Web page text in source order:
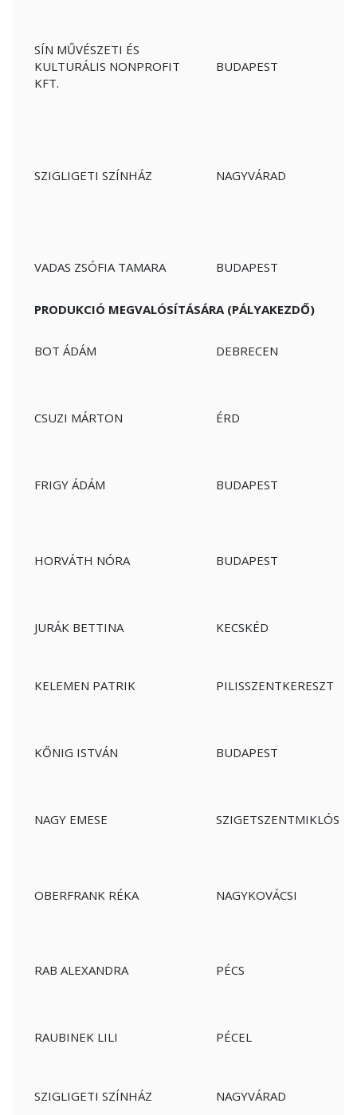
SÍN MŰVÉSZETI ÉS
KULTURÁLIS NONPROFIT
KFT.
BUDAPEST
SZIGLIGETI SZÍNHÁZ NAGYVÁRAD
VADAS ZSÓFIA TAMARA BUDAPEST
PRODUKCIÓ MEGVALÓSÍTÁSÁRA (PÁLYAKEZDŐ)
BOT ÁDÁM DEBRECEN
CSUZI MÁRTON ÉRD
FRIGY ÁDÁM BUDAPEST
HORVÁTH NÓRA BUDAPEST
JURÁK BETTINA KECSKÉD
KELEMEN PATRIK PILISSZENTKERESZT
KŐNIG ISTVÁN BUDAPEST
NAGY EMESE SZIGETSZENTMIKLÓS
OBERFRANK RÉKA NAGYKOVÁCSI
RAB ALEXANDRA PÉCS
RAUBINEK LILI PÉCEL
SZIGLIGETI SZÍNHÁZ NAGYVÁRAD